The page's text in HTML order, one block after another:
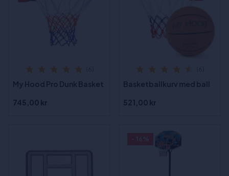
My Hood Pro Dunk Basket
745,00 kr
Basketballkurv med ball
521,00 kr